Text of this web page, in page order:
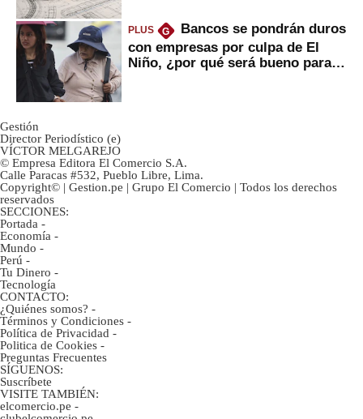
PLUS G
Bancos se pondrán duros
con empresas por culpa de El
Niño, ¿por qué será bueno para
Gestión
Director Periodístico (e)
VÍCTOR MELGAREJO
© Empresa Editora El Comercio S.A.
Calle Paracas #532, Pueblo Libre, Lima.
Copyright© | Gestion.pe | Grupo El Comercio | Todos los derechos
reservados
SECCIONES:
Portada -
Economía -
Mundo -
Perú -
Tu Dinero -
Tecnología
CONTACTO:
¿Quiénes somos? -
Términos y Condiciones -
Política de Privacidad -
Politica de Cookies -
Preguntas Frecuentes
SÍGUENOS:
Suscríbete
VISITE TAMBIÉN:
elcomercio.pe -